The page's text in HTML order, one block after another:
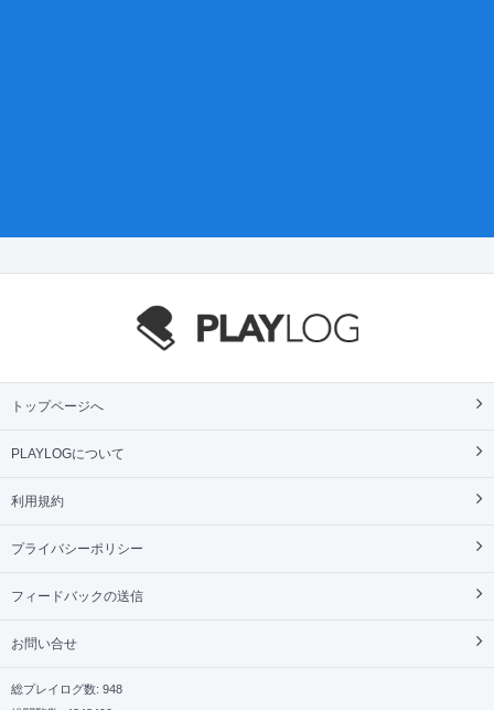
トップページへ
PLAYLOGについて
利用規約
プライバシーポリシー
フィードバックの送信
お問い合せ
総プレイログ数: 948